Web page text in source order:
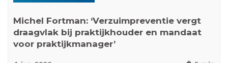
Michel Fortman: ‘Verzuimpreventie vergt
draagvlak bij praktijkhouder en mandaat
voor praktijkmanager’